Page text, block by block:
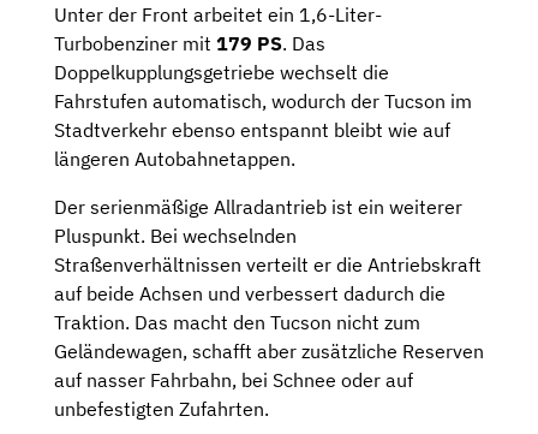
Unter der Front arbeitet ein 1,6-Liter-
Turbobenziner mit 179 PS. Das
Doppelkupplungsgetriebe wechselt die
Fahrstufen automatisch, wodurch der Tucson im
Stadtverkehr ebenso entspannt bleibt wie auf
längeren Autobahnetappen.
Der serienmäßige Allradantrieb ist ein weiterer
Pluspunkt. Bei wechselnden
Straßenverhältnissen verteilt er die Antriebskraft
auf beide Achsen und verbessert dadurch die
Traktion. Das macht den Tucson nicht zum
Geländewagen, schafft aber zusätzliche Reserven
auf nasser Fahrbahn, bei Schnee oder auf
unbefestigten Zufahrten.